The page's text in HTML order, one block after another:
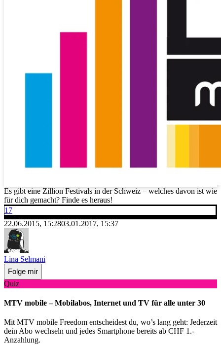
Es gibt eine Zillion Festivals in der Schweiz – welches davon ist wie
für dich gemacht? Finde es heraus!
17
22.06.2015, 15:2803.01.2017, 15:37
Lina Selmani
Folge mir
Quiz
MTV mobile – Mobilabos, Internet und TV für alle unter 30
Mit MTV mobile Freedom entscheidest du, wo’s lang geht: Jederzeit
dein Abo wechseln und jedes Smartphone bereits ab CHF 1.-
Anzahlung.